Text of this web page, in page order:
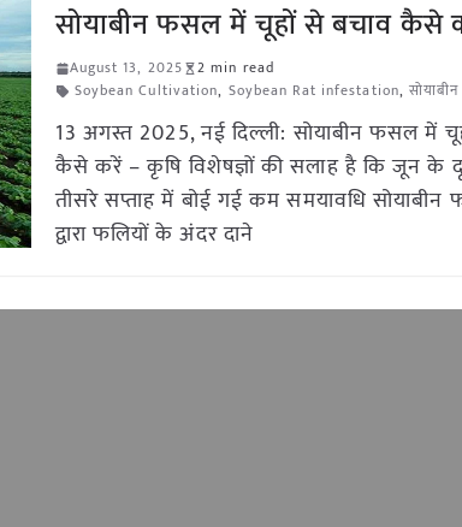
सोयाबीन फसल में चूहों से बचाव कैसे
August 13, 2025
2 min read
Soybean Cultivation, Soybean Rat infestation,
13 अगस्त 2025, नई दिल्ली: सोयाबीन फसल में
कैसे करें – कृषि विशेषज्ञों की सलाह है कि जून के
तीसरे सप्ताह में बोई गई कम समयावधि
द्वारा फलियों के अंदर दाने